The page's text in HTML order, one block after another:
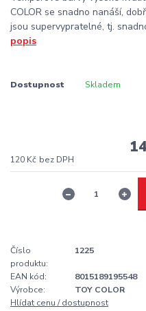
COLOR se snadno nanáší,
jsou supervypratelné, tj.
popis
Dostupnost Skladem
120 Kč bez DPH
Číslo
produktu:
1225
EAN kód:
8015189195548
Výrobce:
TOY COLOR
Hlídat cenu / dostupnost